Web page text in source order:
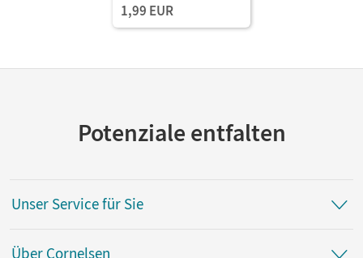
1,99 EUR
Potenziale entfalten
Unser Service für Sie
Über Cornelsen